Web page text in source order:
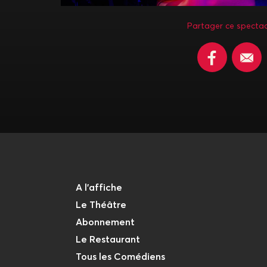
Partager ce
A l'affiche
Le Théâtre
Abonnement
Le Restaurant
Tous les Comédiens